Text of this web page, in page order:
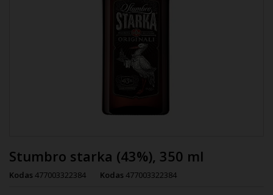
Stumbro starka (43%), 350 ml
Kodas 477003322384 Kodas 477003322384